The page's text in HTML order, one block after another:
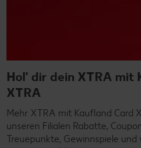
Hol' dir dein XTRA mit
XTRA
Mehr XTRA mit Kaufland Card
unseren Filialen Rabatte,
Treuepunkte, Gewinnspiele